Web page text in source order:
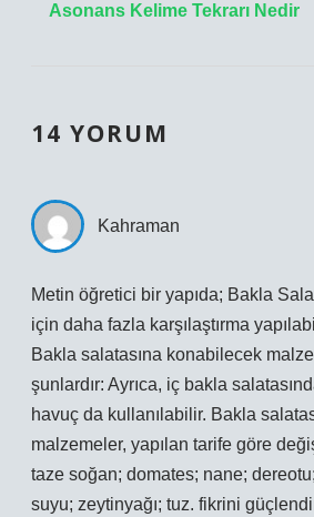
Asonans Kelime Tekrarı Nedir
14 YORUM
Kahraman
Metin öğretici bir yapıda; Bakla
için daha fazla karşılaştırma
Bakla salatasına konabilecek
şunlardır: Ayrıca, iç bakla
havuç da kullanılabilir. Bakla
malzemeler, yapılan tarife göre
taze soğan; domates; nane;
suyu; zeytinyağı; tuz. fikrini